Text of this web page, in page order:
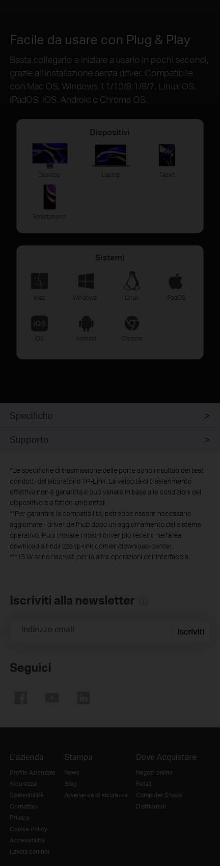
Facile da usare con Plug & Play
Basta collegarlo e iniziare a usarlo in pochi secondi,
grazie all'installazione senza driver. Compatibile
con Mac OS, Windows 11/10/8.1/8/7, Linux OS,
iPadOS, iOS, Android e Chrome OS.
Dispositivi
Desktop Laptop Tablet
Smartphone
Sistemi
Mac Windows Linux iPadOS
iOS Android Chrome
Specifiche
Supporto
*Le specifiche di trasmissione delle porte sono i risultati dei test
condotti dal laboratorio TP-Link. La velocità di trasferimento
effettiva non è garantita e può variare in base alle condizioni del
dispositivo e a fattori ambientali.
**Per garantire la compatibilità, potrebbe essere necessario
aggiornare i driver dell'hub dopo un aggiornamento del sistema
operativo. Puoi trovare i nostri driver più recenti nell'area
download all'indirizzo tp-link.com/en/download-center.
***15 W sono riservati per le altre operazioni dell'interfaccia.
Iscriviti alla newsletter
Indirizzo email Iscriviti
Seguici
L'azienda
Profilo Aziendale
Sicurezza
Sostenibilità
Contattaci
Privacy
Cookie Policy
Accessibilità
Lavora con noi
Stampa
News
Blog
Avvertenza di sicurezza
Dove Acquistare
Negozi online
Retail
Computer Shops
Distributori